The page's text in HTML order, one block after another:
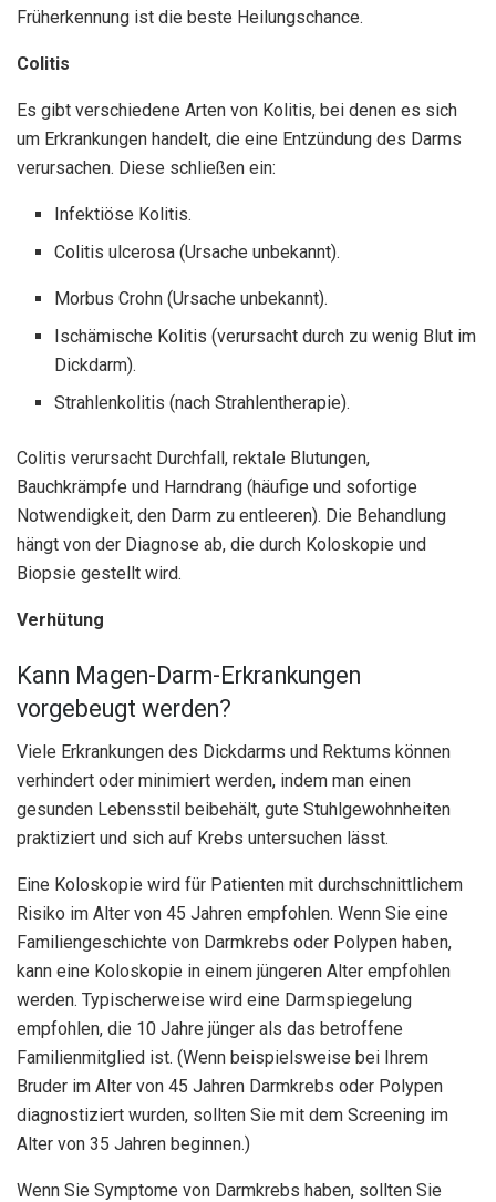
Früherkennung ist die beste Heilungschance.
Colitis
Es gibt verschiedene Arten von Kolitis, bei denen es sich
um Erkrankungen handelt, die eine Entzündung des Darms
verursachen. Diese schließen ein:
Infektiöse Kolitis.
Colitis ulcerosa (Ursache unbekannt).
Morbus Crohn (Ursache unbekannt).
Ischämische Kolitis (verursacht durch zu wenig Blut im
Dickdarm).
Strahlenkolitis (nach Strahlentherapie).
Colitis verursacht Durchfall, rektale Blutungen,
Bauchkrämpfe und Harndrang (häufige und sofortige
Notwendigkeit, den Darm zu entleeren). Die Behandlung
hängt von der Diagnose ab, die durch Koloskopie und
Biopsie gestellt wird.
Verhütung
Kann Magen-Darm-Erkrankungen
vorgebeugt werden?
Viele Erkrankungen des Dickdarms und Rektums können
verhindert oder minimiert werden, indem man einen
gesunden Lebensstil beibehält, gute Stuhlgewohnheiten
praktiziert und sich auf Krebs untersuchen lässt.
Eine Koloskopie wird für Patienten mit durchschnittlichem
Risiko im Alter von 45 Jahren empfohlen. Wenn Sie eine
Familiengeschichte von Darmkrebs oder Polypen haben,
kann eine Koloskopie in einem jüngeren Alter empfohlen
werden. Typischerweise wird eine Darmspiegelung
empfohlen, die 10 Jahre jünger als das betroffene
Familienmitglied ist. (Wenn beispielsweise bei Ihrem
Bruder im Alter von 45 Jahren Darmkrebs oder Polypen
diagnostiziert wurden, sollten Sie mit dem Screening im
Alter von 35 Jahren beginnen.)
Wenn Sie Symptome von Darmkrebs haben, sollten Sie